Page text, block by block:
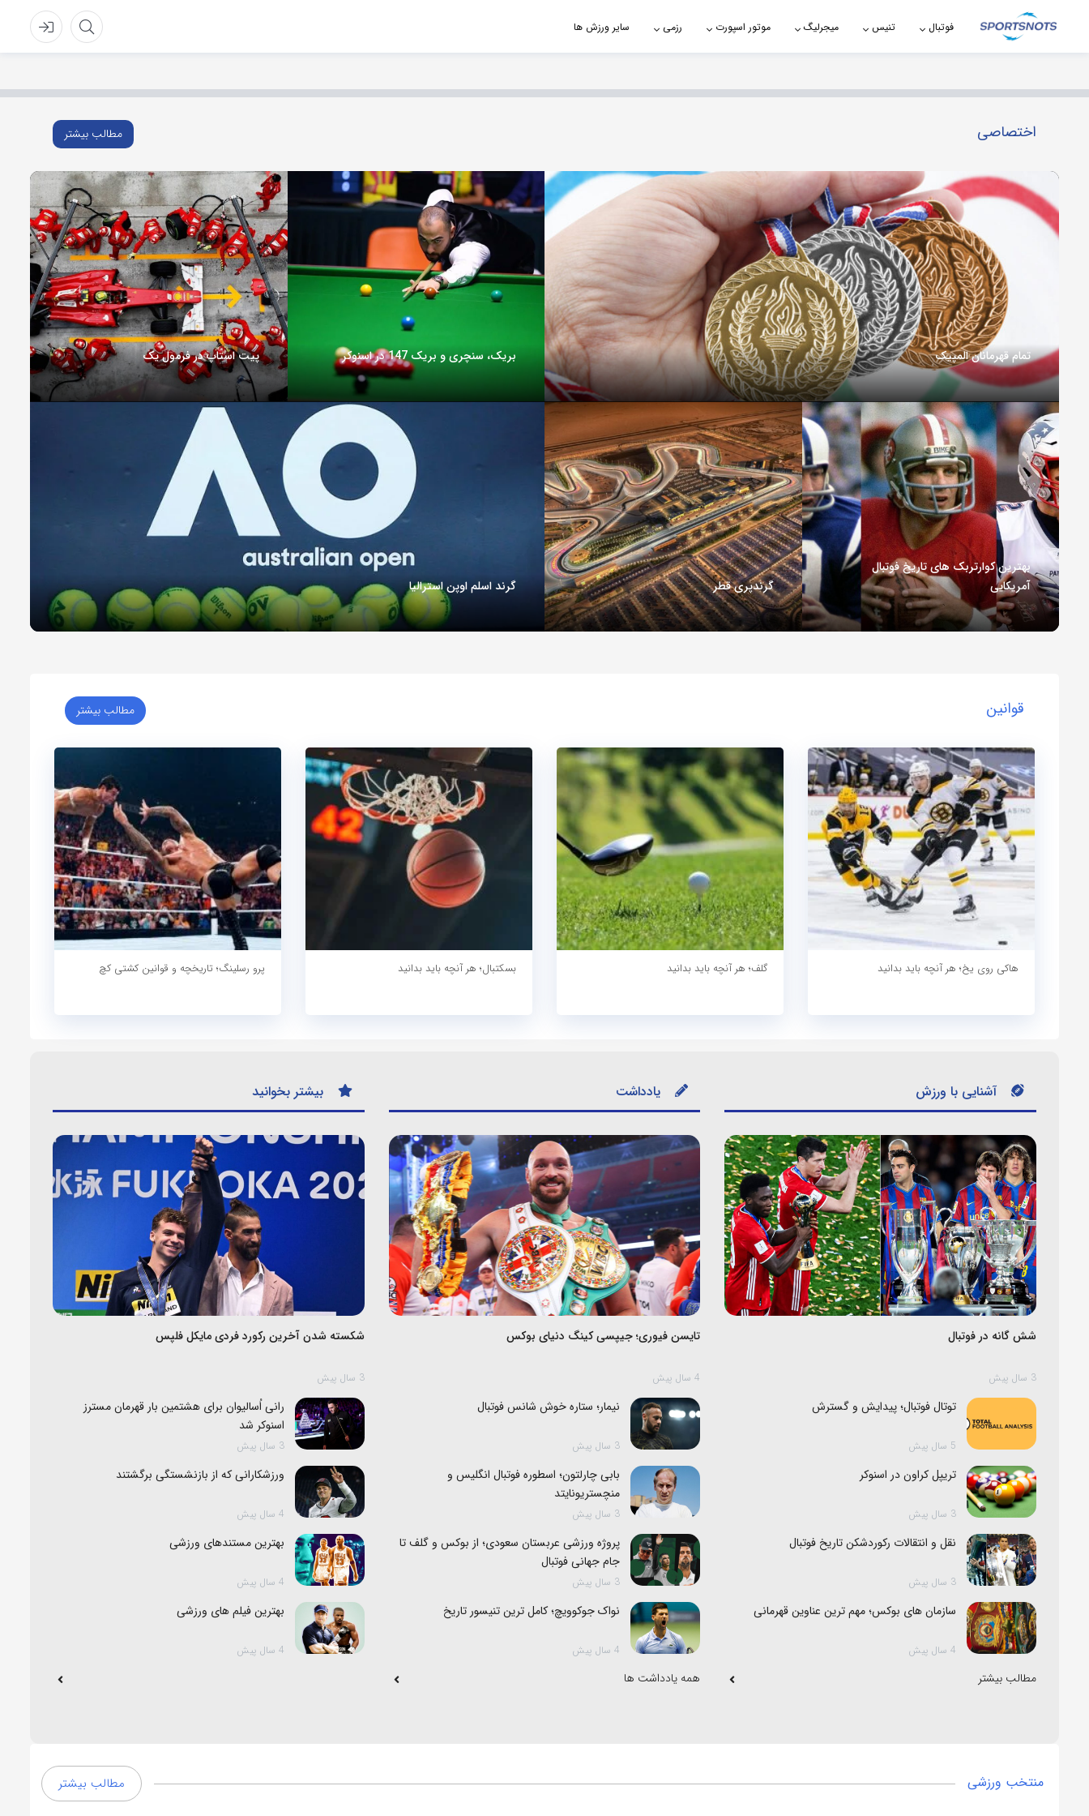
اشتراک گذاری
اشتراک بگذارید.
فوتبال تنیس میجرلیگ موتور اسپورت رزمی سایر ورزش ها
اختصاصی مطالب بیشتر
تمام قهرمانان المپیک بریک، سنچری و بریک 147 در اسنوکر پیت استاپ در فرمول یک
بهترین کوارتربک های تاریخ فوتبال
آمریکایی
گرندپری قطر گرند اسلم اوپن استرالیا
قوانین مطالب بیشتر
هاکی روی یخ؛ هر آنچه باید بدانید گلف؛ هر آنچه باید بدانید بسکتبال؛ هر آنچه باید بدانید پرو رسلینگ؛ تاریخچه و قوانین کشتی کچ
آشنایی با ورزش
شش گانه در فوتبال
3 سال پیش
توتال فوتبال؛ پیدایش و گسترش
5 سال پیش
تریپل کراون در اسنوکر
3 سال پیش
نقل و انتقالات رکوردشکن تاریخ فوتبال
3 سال پیش
سازمان های بوکس؛ مهم ترین عناوین قهرمانی
4 سال پیش
مطالب بیشتر
یادداشت
تایسن فیوری؛ جیپسی کینگ دنیای بوکس
4 سال پیش
نیمار؛ ستاره خوش شانس فوتبال
3 سال پیش
بابی چارلتون؛ اسطوره فوتبال انگلیس و
منچستریونایتد
3 سال پیش
پروژه ورزشی عربستان سعودی؛ از بوکس و گلف تا
جام جهانی فوتبال
3 سال پیش
نواک جوکوویچ؛ کامل ترین تنیسور تاریخ
4 سال پیش
همه یادداشت ها
بیشتر بخوانید
شکسته شدن آخرین رکورد فردی مایکل فلپس
3 سال پیش
رانی اُسالیوان برای هشتمین بار قهرمان مسترز
اسنوکر شد
3 سال پیش
ورزشکارانی که از بازنشستگی برگشتند
4 سال پیش
بهترین مستندهای ورزشی
4 سال پیش
بهترین فیلم های ورزشی
4 سال پیش
منتخب ورزشی مطالب بیشتر